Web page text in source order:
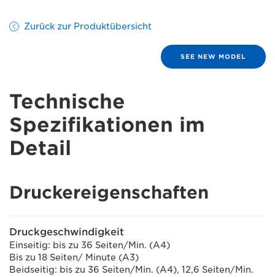
Zurück zur Produktübersicht
SEE NEW MODEL
Technische
Spezifikationen im
Detail
Druckereigenschaften
Druckgeschwindigkeit
Einseitig: bis zu 36 Seiten/Min. (A4)
Bis zu 18 Seiten/ Minute (A3)
Beidseitig: bis zu 36 Seiten/Min. (A4), 12,6 Seiten/Min.